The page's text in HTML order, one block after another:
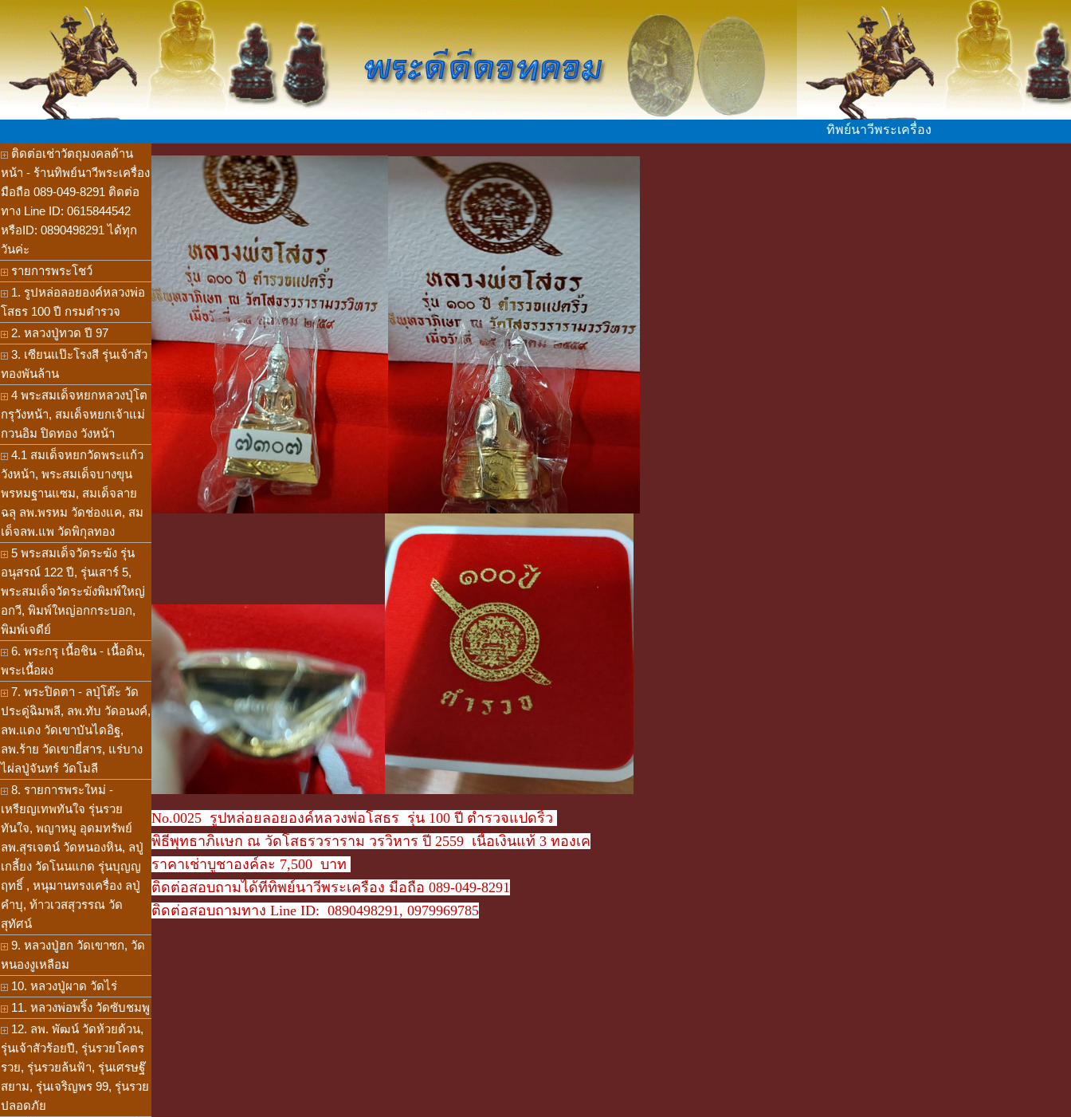
ทิพย์นาวีพระเครื่อง ให้เช่าวัตถุมงคลต่าง ๆ ห
ติดต่อเช่าวัตถุมงคลด้าน
หน้า - ร้านทิพย์นาวีพระเครื่อง
มือถือ 089-049-8291 ติดต่อ
ทาง Line ID: 0615844542
หรือID: 0890498291 ได้ทุก
วันค่ะ
รายการพระโชว์
1. รูปหล่อลอยองค์หลวงพ่อ
โสธร 100 ปี กรมตำรวจ
2. หลวงปู่ทวด ปี 97
3. เซียนแป๊ะโรงสี รุ่นเจ้าสัว
ทองพันล้าน
4 พระสมเด็จหยกหลวงปุ่โต
กรุวังหน้า, สมเด็จหยกเจ้าแม่
กวนอิม ปิดทอง วังหน้า
4.1 สมเด็จหยกวัดพระแก้ว
วังหน้า, พระสมเด็จบางขุน
พรหมฐานแซม, สมเด็จลาย
ฉลุ ลพ.พรหม วัดช่องแค, สม
เด็จลพ.แพ วัดพิกุลทอง
5 พระสมเด็จวัดระฆัง รุ่น
อนุสรณ์ 122 ปี, รุ่นเสาร์ 5,
พระสมเด็จวัดระฆังพิมพ์ใหญ่
อกวี, พิมพ์ใหญ่อกกระบอก,
พิมพ์เจดีย์
6. พระกรุ เนื้อชิน - เนื้อดิน,
พระเนื้อผง
7. พระปิดตา - ลปุ่โต๊ะ วัด
ประดู่ฉิมพลี, ลพ.ทับ วัดอนงค์,
ลพ.แดง วัดเขาบันไดอิฐ,
ลพ.ร้าย วัดเขายี่สาร, แร่บาง
ไผ่ลปู่จันทร์ วัดโมลี
8. รายการพระใหม่ -
เหรียญเทพทันใจ รุ่นรวย
ทันใจ, พญาหมู อุดมทรัพย์
ลพ.สุรเจตน์ วัดหนองหิน, ลปู่
เกลี้ยง วัดโนนแกด รุ่นบุญญ
ฤทธิ์ , หนุมานทรงเครื่อง ลปู่
คำบุ, ท้าวเวสสุวรรณ วัด
สุทัศน์
9. หลวงปู่ฮก วัดเขาซก, วัด
หนองงูเหลือม
10. หลวงปู่ผาด วัดไร่
11. หลวงพ่อพริ้ง วัดซับชมพู
12. ลพ. พัฒน์ วัดห้วยด้วน,
รุ่นเจ้าสัวร้อยปี, รุ่นรวยโคตร
รวย, รุ่นรวยล้นฟ้า, รุ่นเศรษฐ๊
สยาม, รุ่นเจริญพร 99, รุ่นรวย
ปลอดภัย
No.0025 รูปหล่อยลอยองค์หลวงพ่อโสธร รุ่น 100 ปี ตำรวจแปดริ้ว
พิธีพุทธาภิเเษก ณ วัดโสธรวราราม วรวิหาร ปี 2559 เนื้อเงินแท้ 3 ทองเค
ราคาเช่าบูชาองค์ละ 7,500 บาท
ติดต่อสอบถามได้ที่ทิพย์นาวีพระเครื่อง มือถือ 089-049-8291
ติดต่อสอบถามทาง Line ID: 0890498291, 0979969785